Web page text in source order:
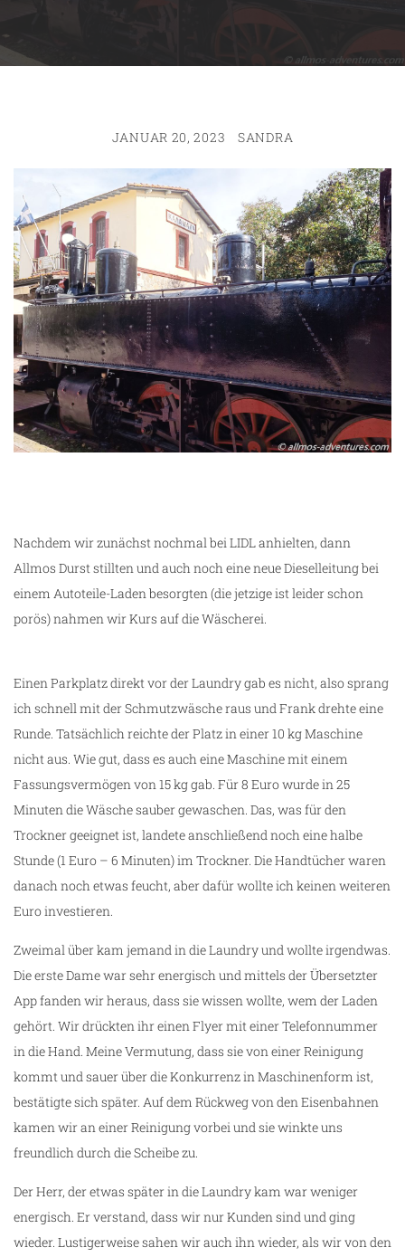
JANUAR 20, 2023 SANDRA
Nachdem wir zunächst nochmal bei LIDL anhielten, dann
Allmos Durst stillten und auch noch eine neue Dieselleitung bei
einem Autoteile-Laden besorgten (die jetzige ist leider schon
porös) nahmen wir Kurs auf die Wäscherei.
Einen Parkplatz direkt vor der Laundry gab es nicht, also sprang
ich schnell mit der Schmutzwäsche raus und Frank drehte eine
Runde. Tatsächlich reichte der Platz in einer 10 kg Maschine
nicht aus. Wie gut, dass es auch eine Maschine mit einem
Fassungsvermögen von 15 kg gab. Für 8 Euro wurde in 25
Minuten die Wäsche sauber gewaschen. Das, was für den
Trockner geeignet ist, landete anschließend noch eine halbe
Stunde (1 Euro – 6 Minuten) im Trockner. Die Handtücher waren
danach noch etwas feucht, aber dafür wollte ich keinen weiteren
Euro investieren.
Zweimal über kam jemand in die Laundry und wollte irgendwas.
Die erste Dame war sehr energisch und mittels der Übersetzter
App fanden wir heraus, dass sie wissen wollte, wem der Laden
gehört. Wir drückten ihr einen Flyer mit einer Telefonnummer
in die Hand. Meine Vermutung, dass sie von einer Reinigung
kommt und sauer über die Konkurrenz in Maschinenform ist,
bestätigte sich später. Auf dem Rückweg von den Eisenbahnen
kamen wir an einer Reinigung vorbei und sie winkte uns
freundlich durch die Scheibe zu.
Der Herr, der etwas später in die Laundry kam war weniger
energisch. Er verstand, dass wir nur Kunden sind und ging
wieder. Lustigerweise sahen wir auch ihn wieder, als wir von den